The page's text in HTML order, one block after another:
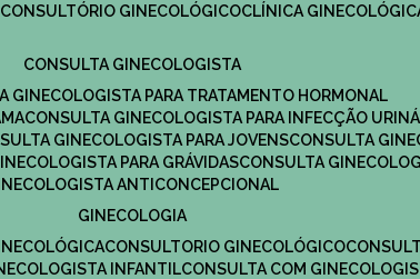
CONSULTÓRIO GINECOLÓGICO
CLÍNICA
CONSULTA GINECOLOGISTA
GINECOLOGISTA PARA TRATAMENTO HORMONAL
CONSULTA GINECOLOGISTA PARA INFECÇÃO
GINECOLOGISTA PARA JOVENS
CONSULTA
PARA GRÁVIDAS
CONSULTA
ANTICONCEPCIONAL
GINECOLOGIA
CONSULTORIO GINECOLÓGICO​
INFANTIL​ CONSULTA COM